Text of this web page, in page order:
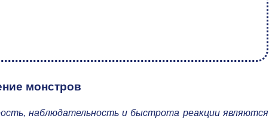
монстров
наблюдательность и быстрота реакции являются